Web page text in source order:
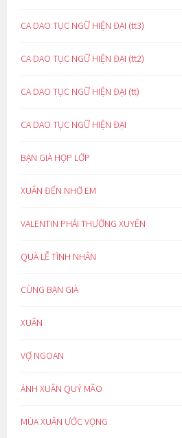
CA DAO TỤC NGỮ HIỆN ĐẠI (tt3)
CA DAO TỤC NGỮ HIỆN ĐẠI (tt2)
CA DAO TỤC NGỮ HIỆN ĐẠI (tt)
CA DAO TỤC NGỮ HIỆN ĐẠI
BẠN GIÀ HỌP LỚP
XUÂN ĐẾN NHỚ EM
VALENTIN PHẢI THƯỜNG XUYÊN
QUÀ LỄ TÌNH NHÂN
CÙNG BẠN GIÀ
XUÂN
VỢ NGOAN
ÁNH XUÂN QUÝ MÃO
MÙA XUÂN ƯỚC VỌNG